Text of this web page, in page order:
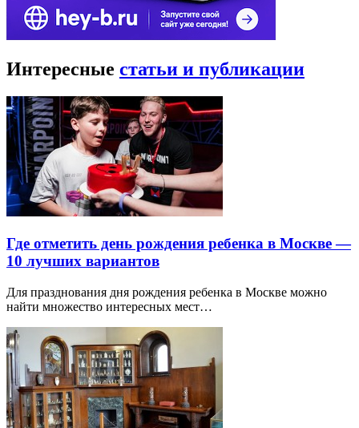
Интересные статьи и публикации
Где отметить день рождения ребенка в Москве —
10 лучших вариантов
Для празднования дня рождения ребенка в Москве можно
найти множество интересных мест…